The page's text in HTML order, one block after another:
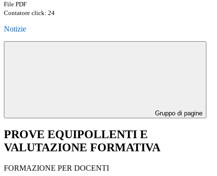
File PDF
Contatore click: 24
Notizie
Gruppo di pagine
PROVE EQUIPOLLENTI E
VALUTAZIONE FORMATIVA
FORMAZIONE PER DOCENTI